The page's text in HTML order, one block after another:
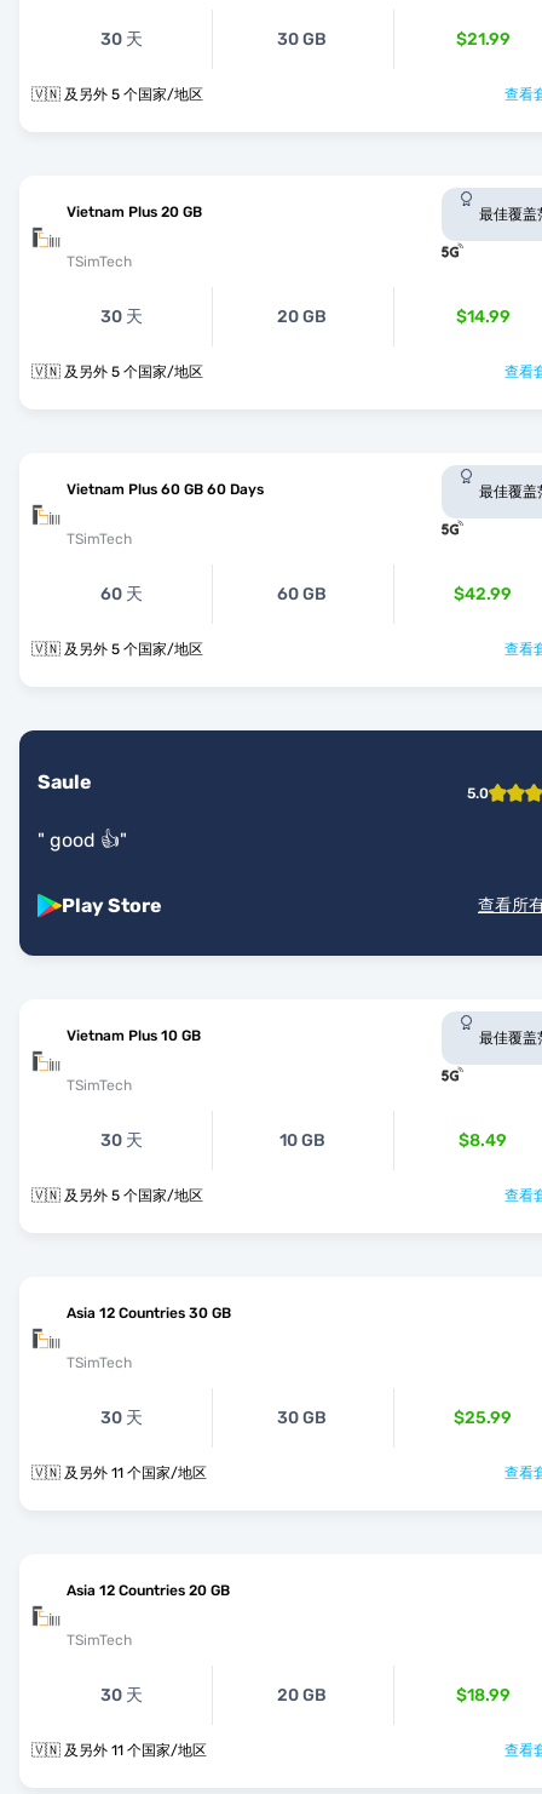
30 天 30 GB $21.99
🇻🇳 及另外 5 个国家/地区 查看
Vietnam Plus 20 GB
TSimTech
最佳覆盖
30 天 20 GB $14.99
🇻🇳 及另外 5 个国家/地区 查看
Vietnam Plus 60 GB 60 Days
TSimTech
最佳覆盖
60 天 60 GB $42.99
🇻🇳 及另外 5 个国家/地区 查看
Saule 5.0
" good 👍"
Play Store 查看所
Vietnam Plus 10 GB
TSimTech
最佳覆盖
30 天 10 GB $8.49
🇻🇳 及另外 5 个国家/地区 查看
Asia 12 Countries 30 GB
TSimTech
30 天 30 GB $25.99
🇻🇳 及另外 11 个国家/地区 查看
Asia 12 Countries 20 GB
TSimTech
30 天 20 GB $18.99
🇻🇳 及另外 11 个国家/地区 查看